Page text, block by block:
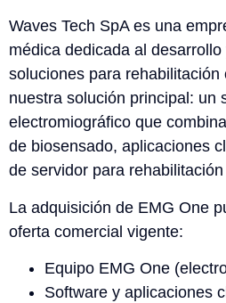
Waves Tech SpA es una
médica dedicada al
soluciones para
nuestra solución principal: un
electromiográfico que
de biosensado, aplicaciones
de servidor para
La adquisición de EMG One
oferta comercial vigente:
Equipo EMG One
Software y aplicaciones